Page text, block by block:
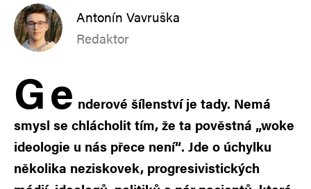
Antonín Vavruška
Redaktor
Ge nderové šílenství je tady. Nemá
smysl se chlácholit tím, že ta pověstná „woke
ideologie u nás přece není“. Jde o úchylku
několika neziskovek, progresivistických